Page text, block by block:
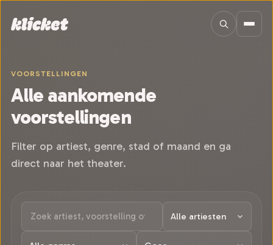
VOORSTELLINGEN
Alle aankomende
voorstellingen
Filter op artiest, genre, stad of maand en ga
direct naar het theater.